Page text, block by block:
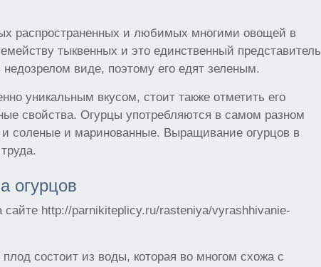
распространенных и любимых многими овощей в
тыквенных и это единственный представитель
виде, поэтому его едят зеленым.
уникальным вкусом, стоит также отметить его
свойства. Огурцы употребляются в самом разном
и соленые и маринованные. Выращивание огурцов в
огурцов
http://parnikiteplicy.ru/rasteniya/vyrashhivanie-
состоит из воды, которая во многом схожа с